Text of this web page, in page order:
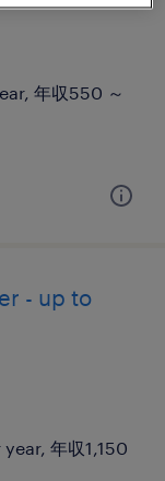
年収550 ～
- up to
年収1,150